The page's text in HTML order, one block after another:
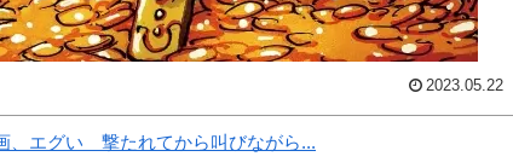
2023.05.22
、エグい 撃たれてから叫びながら...